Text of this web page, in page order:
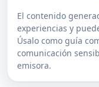
El contenido
experiencias y
Úsalo como guía
comunicación
emisora.